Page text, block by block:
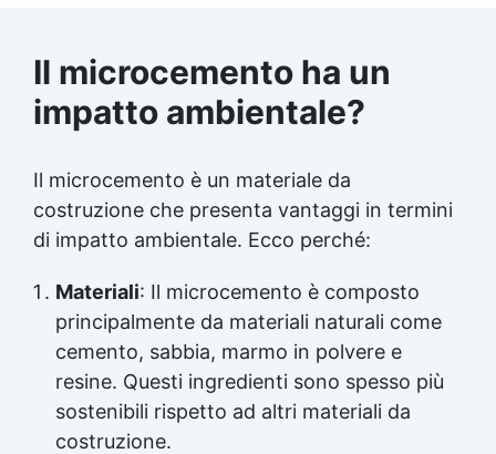
Il microcemento ha un
impatto ambientale?
Il microcemento è un materiale da
costruzione che presenta vantaggi in termini
di impatto ambientale. Ecco perché:
Materiali: Il microcemento è composto
principalmente da materiali naturali come
cemento, sabbia, marmo in polvere e
resine. Questi ingredienti sono spesso più
sostenibili rispetto ad altri materiali da
costruzione.